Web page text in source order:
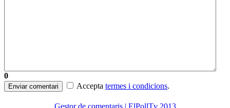
0
Enviar comentari Accepta termes i condicions.
Gestor de comentaris | ElPollTv 2013